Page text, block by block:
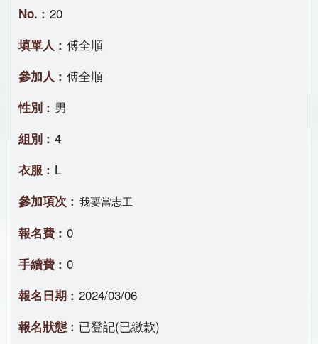
20
傅全順
傅全順
男
4
L
我要當志工
0
0
2024/03/06
已登記(已繳款)